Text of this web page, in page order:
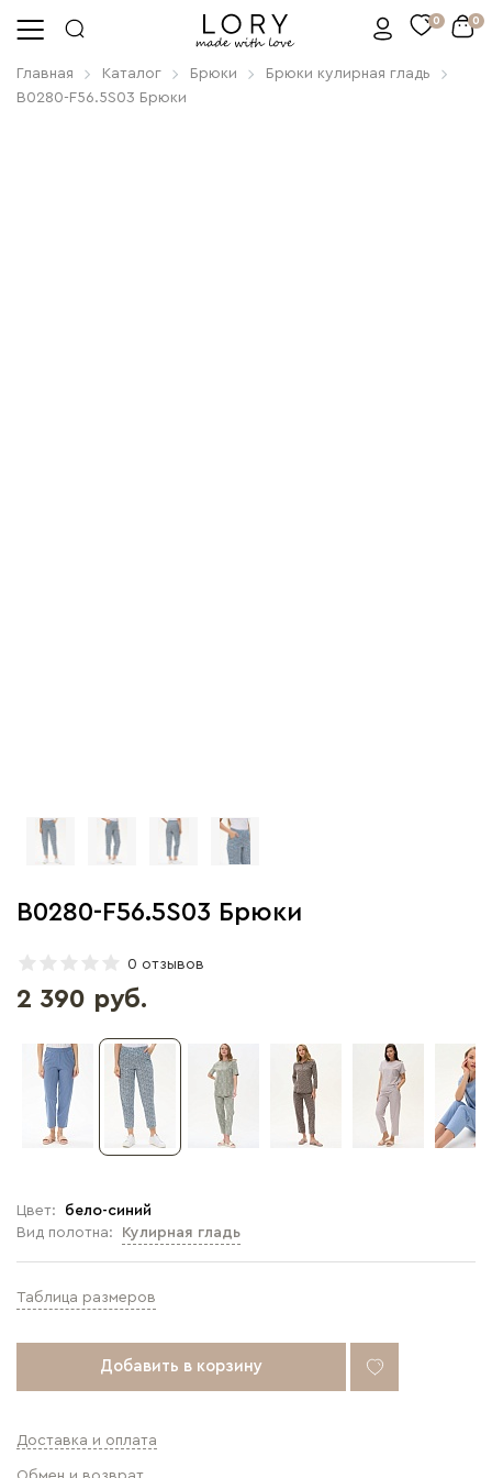
0 0
Главная Каталог Брюки
Брюки кулирная гладь
B0280-F56.5S03 Брюки
B0280-F56.5S03 Брюки
0 отзывов
Вид полотна: Кулирная гладь
Цвет: бело-синий
Таблица размеров
2 390 руб.
Добавить в корзину
Доставка и оплата